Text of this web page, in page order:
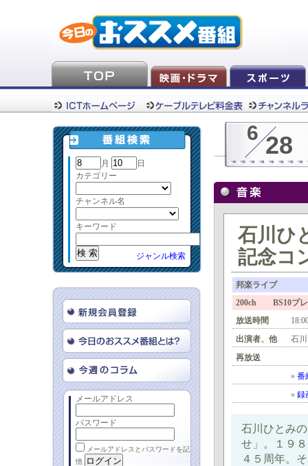
月
日
カテゴリー
チャンネル名
キーワード
ジャンル検索
メールアドレス
パスワード
メールアドレスとパスワードを記
憶
6 28
石川ひ
記念コ
邦楽ライブ
200ch BS10プレ
放送時間
出演者、他
石
再放送
» 番
» 録
石川ひとみ
せ」。１９
４５周年。